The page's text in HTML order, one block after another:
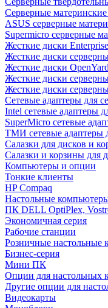
Серверные
ASUS серверные
Supermicro серверные
Жесткие диски Enterprise
Жесткие диски
Жесткие диски OpenYard
Жесткие диски
Жесткие диски
Сетевые адаптеры для
Intel сетевые адаптеры
SuperMicro сетевые
ТМИ сетевые адаптеры
Салазки для дисков и
Салазки и корзины для
Компьютеры и опции
Тонкие клиенты
HP Compaq
Настольные
ПК DELL OptiPlex,
Экономичная серия
Рабочие станции
Розничные настольные
Бизнес-серия
Мини ПК
Опции для настольных
Другие опции для
Видеокарты